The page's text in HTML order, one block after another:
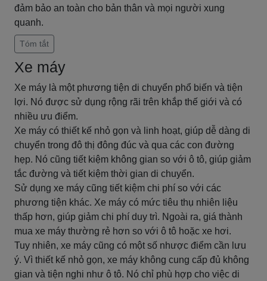
đảm bảo an toàn cho bản thân và mọi người xung
quanh.
Tóm tắt
Xe máy
Xe máy là một phương tiện di chuyển phổ biến và tiện
lợi. Nó được sử dụng rộng rãi trên khắp thế giới và có
nhiều ưu điểm.
Xe máy có thiết kế nhỏ gọn và linh hoạt, giúp dễ dàng di
chuyển trong đô thị đông đúc và qua các con đường
hẹp. Nó cũng tiết kiệm không gian so với ô tô, giúp giảm
tắc đường và tiết kiệm thời gian di chuyển.
Sử dụng xe máy cũng tiết kiệm chi phí so với các
phương tiện khác. Xe máy có mức tiêu thụ nhiên liệu
thấp hơn, giúp giảm chi phí duy trì. Ngoài ra, giá thành
mua xe máy thường rẻ hơn so với ô tô hoặc xe hơi.
Tuy nhiên, xe máy cũng có một số nhược điểm cần lưu
ý. Vì thiết kế nhỏ gọn, xe máy không cung cấp đủ không
gian và tiện nghi như ô tô. Nó chỉ phù hợp cho việc di